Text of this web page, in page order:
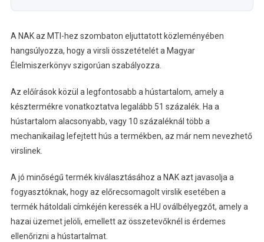
A NAK az MTI-hez szombaton eljuttatott közleményében
hangsúlyozza, hogy a virsli összetételét a Magyar
Élelmiszerkönyv szigorúan szabályozza.
Az előírások közül a legfontosabb a hústartalom, amely a
késztermékre vonatkoztatva legalább 51 százalék. Ha a
hústartalom alacsonyabb, vagy 10 százaléknál több a
mechanikailag lefejtett hús a termékben, az már nem nevezhető
virslinek.
A jó minőségű termék kiválasztásához a NAK azt javasolja a
fogyasztóknak, hogy az előrecsomagolt virslik esetében a
termék hátoldali címkéjén keressék a HU oválbélyegzőt, amely a
hazai üzemet jelöli, emellett az összetevőknél is érdemes
ellenőrizni a hústartalmat.